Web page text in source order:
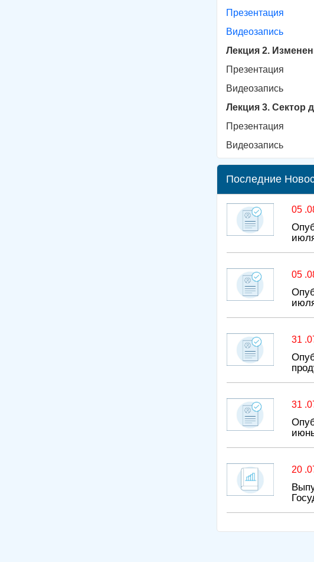
Презентация
Видеозапись
Лекция 2.
Презентация
Видеозапись
Лекция 3. Сектор
Презентация
Видеозапись
Последние
05
05
31
31
20